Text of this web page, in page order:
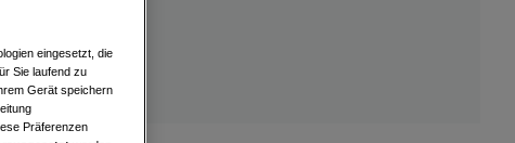
eingesetzt, die
Sie laufend zu
Gerät speichern
Präferenzen